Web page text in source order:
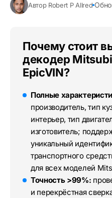
Автор Robert P Allred
Почему стоит
декодер
EpicVIN?
Полные
производитель, тип
интерьер, тип
изготовитель;
уникальный
транспортного
для всех моделей
Точность >99%:
и перекрёстная